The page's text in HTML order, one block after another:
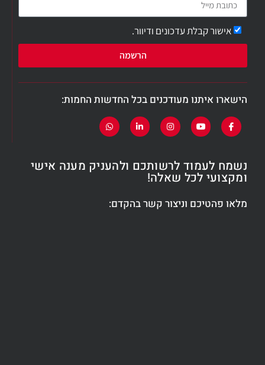
אישור קבלת עדכונים ודיוור.
הרשמה
הישארו איתנו מעודכנים בכל החדשות החמות:
נשמח לעמוד לרשותכם ולהעניק מענה אישי
ומקצועי לכל שאלה!
מלאו פהטיכם וניצור קשר בהקדם: